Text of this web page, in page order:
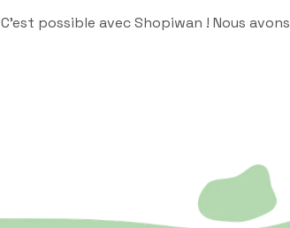
C’est possible avec Shopiwan ! Nous